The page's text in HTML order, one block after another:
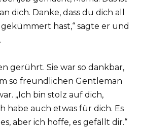
dich. Danke, dass du dich all
hast,“ sagte er und
gerührt. Sie war so dankbar,
so freundlichen Gentleman
„Ich bin stolz auf dich,
habe auch etwas für dich. Es
aber ich hoffe, es gefällt dir.“